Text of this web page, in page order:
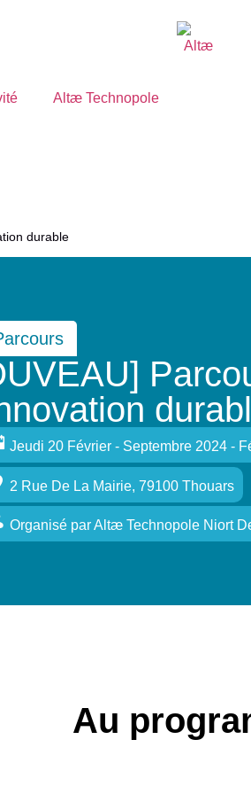
Altæ Technopole
durable
Jeudi 20 Février - Septembre 2024 -
2 Rue De La Mairie, 79100 Thouars
Organisé parAltæ Technopole Niort
Au